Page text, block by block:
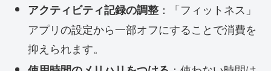
アクティビティ記録の調整：「フィットネス」
アプリの設定から一部オフにすることで消費を
抑えられます。